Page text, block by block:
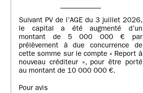
Suivant PV de l’AGE du 3 juillet 2026,
le capital a été augmenté d’un
montant de 5 000 000 € par
prélèvement à due concurrence de
cette somme sur le compte « Report à
nouveau créditeur », pour être porté
au montant de 10 000 000 €.
Pour avis